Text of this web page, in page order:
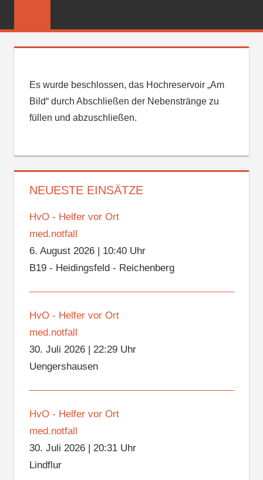
FEUERWEHR
Es wurde beschlossen, das Hochreservoir „Am
Bild“ durch Abschließen der Nebenstränge zu
füllen und abzuschließen.
NEUESTE EINSÄTZE
HvO - Helfer vor Ort
med.notfall
6. August 2026| 10:40 Uhr
B19 - Heidingsfeld - Reichenberg
HvO - Helfer vor Ort
med.notfall
30. Juli 2026| 22:29 Uhr
Uengershausen
HvO - Helfer vor Ort
med.notfall
30. Juli 2026| 20:31 Uhr
Lindflur